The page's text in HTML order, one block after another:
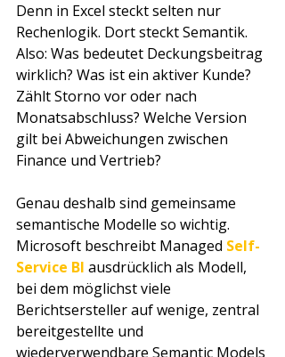
Denn in Excel steckt selten nur
Rechenlogik. Dort steckt Semantik.
Also: Was bedeutet Deckungsbeitrag
wirklich? Was ist ein aktiver Kunde?
Zählt Storno vor oder nach
Monatsabschluss? Welche Version
gilt bei Abweichungen zwischen
Finance und Vertrieb?
Genau deshalb sind gemeinsame
semantische Modelle so wichtig.
Microsoft beschreibt Managed Self-
Service BI ausdrücklich als Modell,
bei dem möglichst viele
Berichtsersteller auf wenige, zentral
bereitgestellte und
wiederverwendbare Semantic Models